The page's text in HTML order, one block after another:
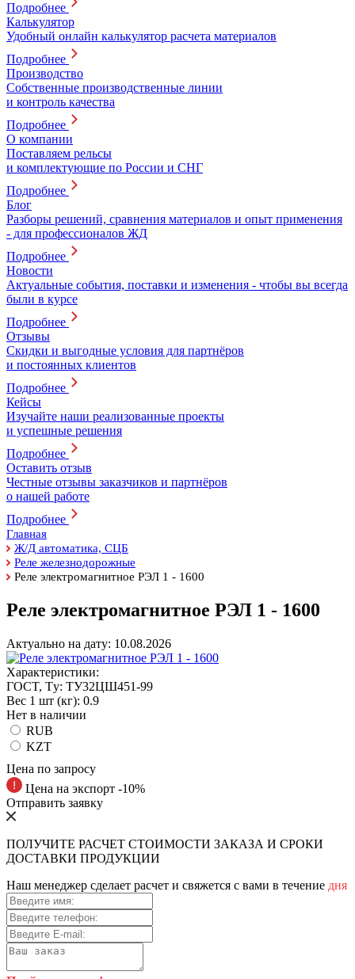
Подробнее
Калькулятор
Удобный онлайн калькулятор расчета материалов
Подробнее
Производство
Собственные производственные линии
и контроль качества
Подробнее
О компании
Поставляем рельсы
и комплектующие по России и СНГ
Подробнее
Блог
Разборы решений, сравнения материалов и опыт применения
- для профессионалов ЖД
Подробнее
Новости
Актуальные события, поставки и изменения - чтобы вы всегда
были в курсе
Подробнее
Отзывы
Скидки и выгодные условия для партнёров
и постоянных клиентов
Подробнее
Кейсы
Изучайте наши реализованные проекты
и успешные решения
Подробнее
Оставить отзыв
Честные отзывы заказчиков и партнёров
о нашей работе
Подробнее
Главная
Ж/Д автоматика, СЦБ
Реле железнодорожные
Реле электромагнитное РЭЛ 1 - 1600
Реле электромагнитное РЭЛ 1 - 1600
Актуально на дату: 10.08.2026
Характеристики:
ГOCT, Tу: ТУ32ЦШ451-99
Вес 1 шт (кг): 0.9
Нет в наличии
RUB
KZT
Цена по запросу
Цена на экспорт -10%
Отправить заявку
ПОЛУЧИТЕ РАСЧЕТ СТОИМОСТИ ЗАКАЗА И СРОКИ
ДОСТАВКИ ПРОДУКЦИИ
Наш менеджер сделает расчет и свяжется с вами в течение дня